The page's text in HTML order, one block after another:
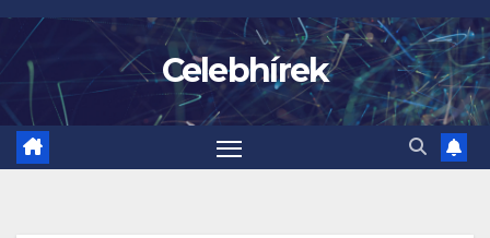
Skip
content
Celebhírek